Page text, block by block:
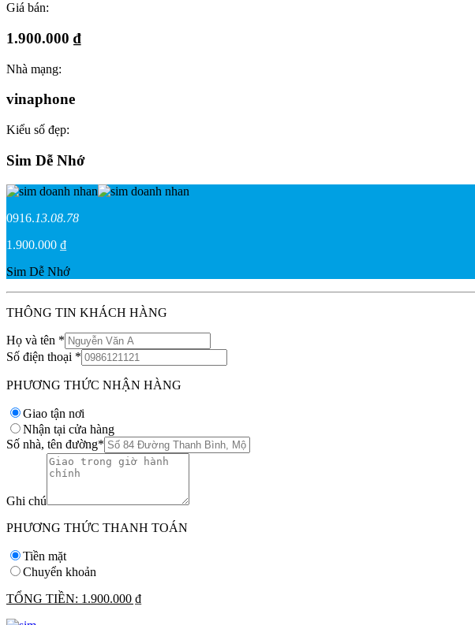
Giá bán:
1.900.000 ₫
Nhà mạng:
vinaphone
Kiểu số đẹp:
Sim Dễ Nhớ
0916.13.08.78
1.900.000 ₫
Sim Dễ Nhớ
THÔNG TIN KHÁCH HÀNG
Họ và tên *
Số điện thoại *
PHƯƠNG THỨC NHẬN HÀNG
Giao tận nơi
Nhận tại cửa hàng
Số nhà, tên đường*
Ghi chú
PHƯƠNG THỨC THANH TOÁN
Tiền mặt
Chuyển khoản
TỔNG TIỀN: 1.900.000 ₫